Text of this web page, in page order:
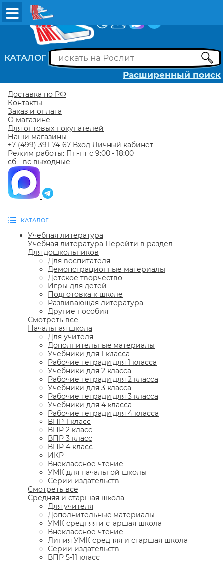
КАТАЛОГ
Расширенный поиск
Доставка по РФ
Контакты
Заказ и оплата
О магазине
Для оптовых покупателей
Наши магазины
+7 (499) 391-74-67 Вход Личный кабинет
Режим работы: Пн-пт с 9:00 - 18:00
сб - вс выходные
КАТАЛОГ
Учебная литература
Учебная литература Перейти в раздел
Для дошкольников
Для воспитателя
Демонстрационные материалы
Детское творчество
Игры для детей
Подготовка к школе
Развивающая литература
Другие пособия
Смотреть все
Начальная школа
Для учителя
Дополнительные материалы
Учебники для 1 класса
Рабочие тетради для 1 класса
Учебники для 2 класса
Рабочие тетради для 2 класса
Учебники для 3 класса
Рабочие тетради для 3 класса
Учебники для 4 класса
Рабочие тетради для 4 класса
ВПР 1 класс
ВПР 2 класс
ВПР 3 класс
ВПР 4 класс
ИКР
Внеклассное чтение
УМК для начальной школы
Серии издательств
Смотреть все
Средняя и старшая школа
Для учителя
Дополнительные материалы
УМК средняя и старшая школа
Внеклассное чтение
Линия УМК средняя и старшая школа
Серии издательств
ВПР 5-11 класс